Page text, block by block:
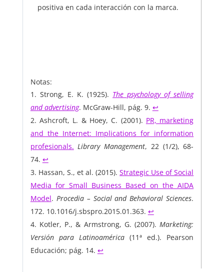
positiva en cada interacción con la marca.
Notas:
Strong, E. K. (1925). The psychology of selling
and advertising. McGraw-Hill, pág. 9. ↩︎
Ashcroft, L. & Hoey, C. (2001). PR, marketing
and the Internet: Implications for information
profesionals. Library Management, 22 (1/2), 68-
74. ↩︎
Hassan, S., et al. (2015).Strategic Use of Social
Media for Small Business Based on the AIDA
Model. Procedia – Social and Behavioral Sciences.
172. 10.1016/j.sbspro.2015.01.363. ↩︎
Kotler, P., & Armstrong, G. (2007).Marketing:
Versión para Latinoamérica(11ª ed.). Pearson
Educación; pág. 14. ↩︎